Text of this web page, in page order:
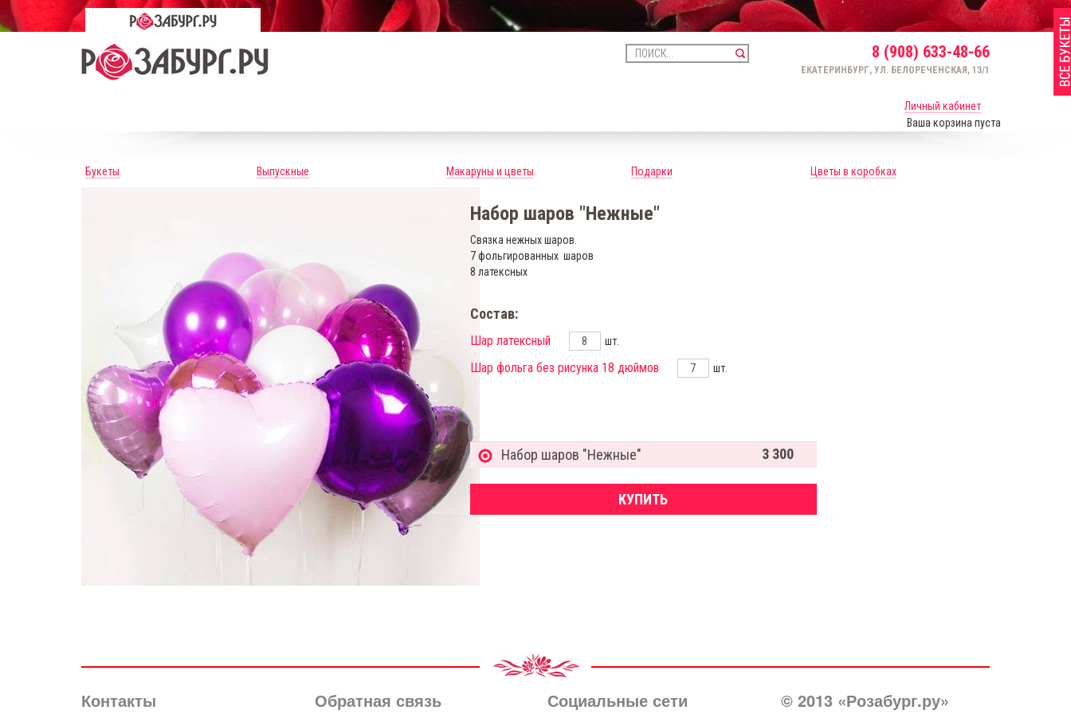
8 (908) 633-48-66
ЕКАТЕРИНБУРГ, УЛ. БЕЛОРЕЧЕНСКАЯ, 13/1
Личный кабинет
Ваша корзина пуста
Букеты Выпускные Макаруны и цветы Подарки Цветы в коробках
Набор шаров "Нежные"
Связка нежных шаров.
7 фольгированных шаров
8 латексных
Состав:
Шар латексный шт.
Шар фольга без рисунка 18 дюймов шт.
Набор шаров "Нежные" 3 300
КУПИТЬ
Контакты Обратная связь Социальные сети © 2013 «Розабург.ру»